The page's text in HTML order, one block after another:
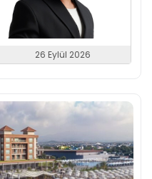
26 Eylül 2026